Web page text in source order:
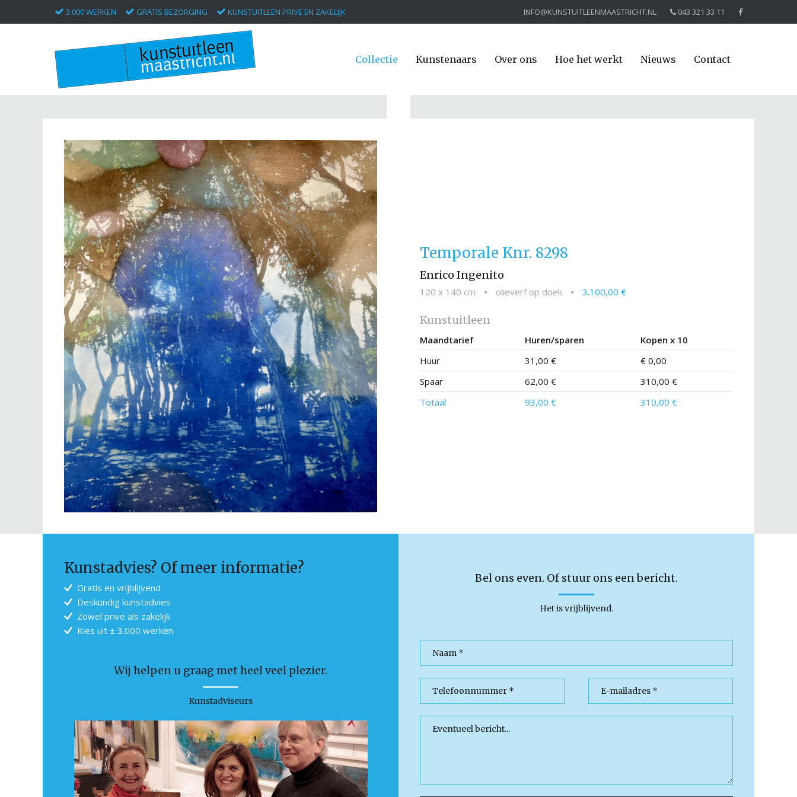
3.000 WERKEN GRATIS BEZORGING KUNSTUITLEEN PRIVE EN ZAKELIJK INFO@KUNSTUITLEENMAASTRICHT.NL 043 321 33 11
Collectie Kunstenaars Over ons Hoe het werkt Nieuws Contact
Temporale Knr. 8298
Enrico Ingenito
120 x 140 cm • olieverf op doek • 3.100,00 €
Kunstuitleen
Maandtarief Huren/sparen
Kopen x 10
Huur
31,00 €
€ 0,00
Spaar
62,00 €
310,00 €
Totaal
93,00 € 310,00 €
Kunstadvies? Of meer informatie?
Gratis en vrijblijvend
Deskundig kunstadvies
Zowel prive als zakelijk
Kies uit ± 3.000 werken
Wij helpen u graag met heel veel plezier.
Kunstadviseurs
Bel ons even. Of stuur ons een bericht.
Het is vrijblijvend.